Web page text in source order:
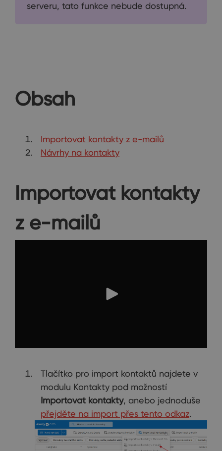
serveru, tato funkce nebude dostupná.
Obsah
Importovat kontakty z e-mailů
Návrhy na kontakty
Importovat kontakty
z e-mailů
Tlačítko pro import kontaktů najdete v
modulu Kontakty pod možností
Importovat kontakty, anebo jednoduše
přejděte na import přes tento odkaz.